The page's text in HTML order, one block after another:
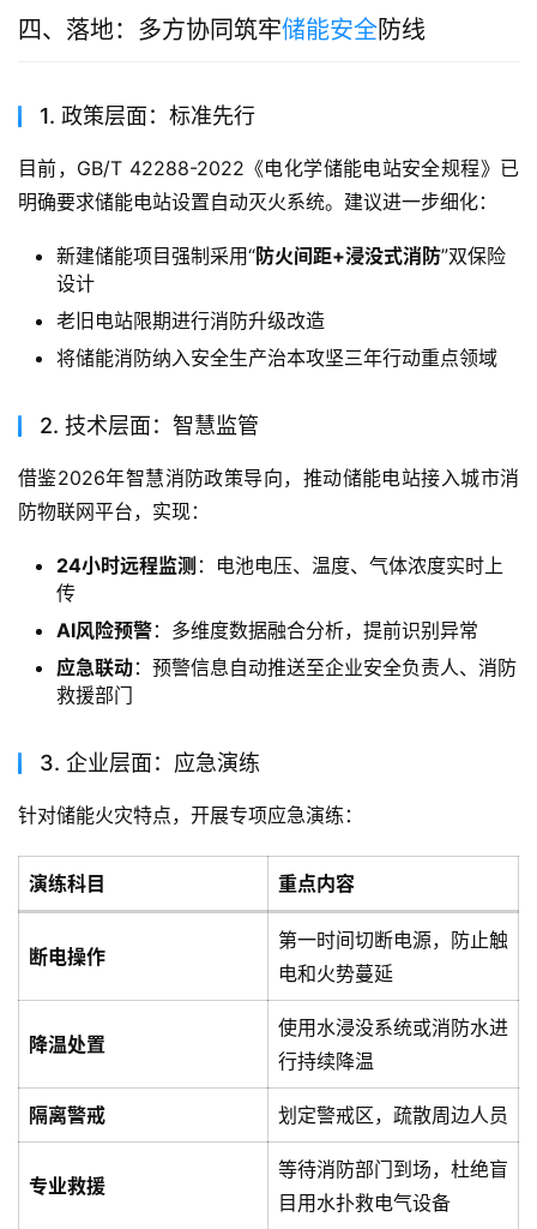
四、落地：多方协同筑牢储能安全防线
1. 政策层面：标准先行
目前，GB/T 42288-2022《电化学储能电站安全规程》已
明确要求储能电站设置自动灭火系统。建议进一步细化：
新建储能项目强制采用“防火间距+浸没式消防”双保险
设计
老旧电站限期进行消防升级改造
将储能消防纳入安全生产治本攻坚三年行动重点领域
2. 技术层面：智慧监管
借鉴2026年智慧消防政策导向，推动储能电站接入城市消
防物联网平台，实现：
24小时远程监测 ：电池电压、温度、气体浓度实时上
传
AI风险预警：多维度数据融合分析，提前识别异常
应急联动：预警信息自动推送至企业安全负责人、消防
救援部门
3. 企业层面：应急演练
针对储能火灾特点，开展专项应急演练：
演练科目 重点内容
断电操作
第一时间切断电源，防止触
电和火势蔓延
降温处置
使用水浸没系统或消防水进
行持续降温
隔离警戒 划定警戒区，疏散周边人员
专业救援
等待消防部门到场，杜绝盲
目用水扑救电气设备